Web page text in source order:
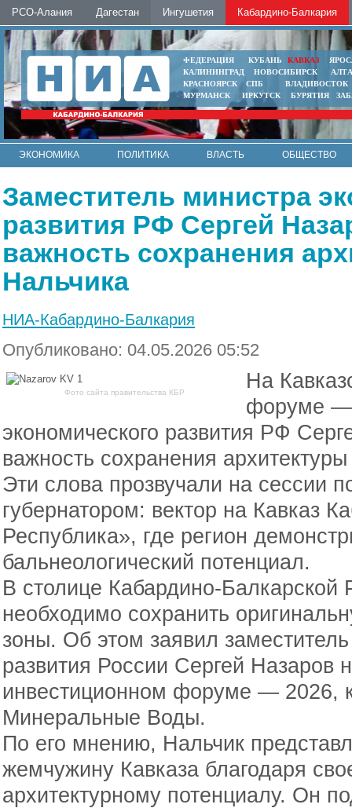
РСО-Алания Дагестан Ингушетия Кабардино-Балкария
ФЕДЕРАЦИЯ КУБАНЬ КАВКАЗ
КАЛИНИНГРАД
НОВОСИБИРСК
КРАСНОЯРСК
СПБ
ВЛАДИВОСТОК
МУРМАНСК
ИРКУТСК БУРЯТИЯ
ЭКОНОМИКА ПОЛИТИКА ВЛАСТЬ
ОБЩЕСТВО
Заместитель министра
развития РФ Сергей
важность сохранения
Нальчика
НИА-Кабардино-Балкария
Опубликовано: 04.05.2026 05:52
Фото сайта правительства КБР
На
форуме —
экономического развития РФ
важность сохранения
Эти слова прозвучали на сессии
губернатором: вектор на Кавказ
Республика», где регион
бальнеологический потенциал.
В столице Кабардино-Балкарской
необходимо сохранить
зоны. Об этом заявил
развития России Сергей Назаров
инвестиционном форуме — 2026,
Минеральные Воды.
По его мнению, Нальчик
жемчужину Кавказа благодаря
архитектурному потенциалу. Он